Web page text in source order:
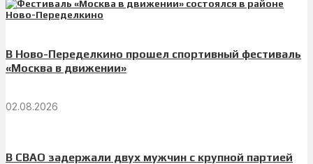
В Ново-Переделкино прошел спортивный фестиваль
«Москва в движении»
02.08.2026
В СВАО задержали двух мужчин с крупной партией